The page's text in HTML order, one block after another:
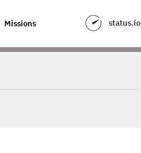
Missions status.io